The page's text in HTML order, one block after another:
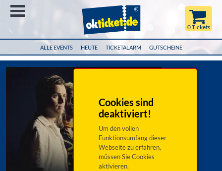
ALLE EVENTS HEUTE TICKETALARM GUTSCHEINE
0 Tickets
Cookies sind
deaktiviert!
Um den vollen
Funktionsumfang dieser
Webseite zu erfahren,
müssen Sie Cookies
aktivieren.